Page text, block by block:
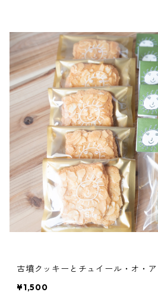
古墳クッキーとチュイール・オ・
¥1,500